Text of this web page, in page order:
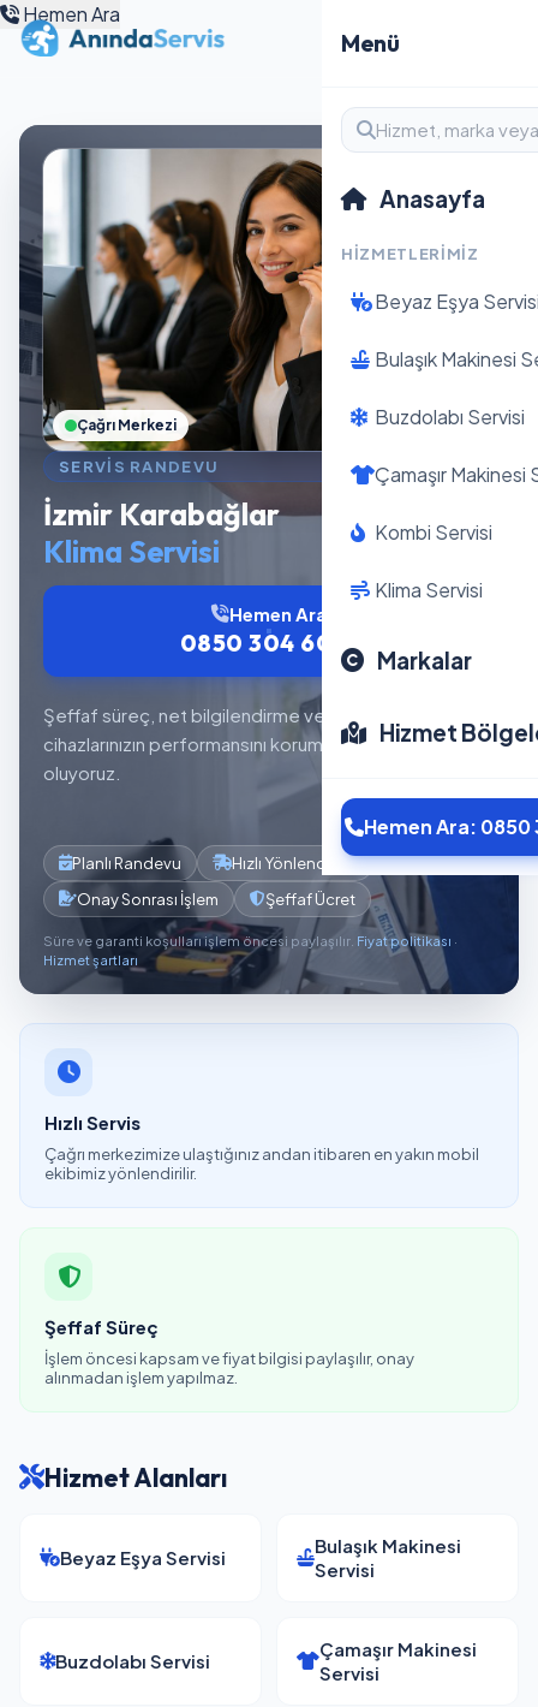
Menü
Anasayfa
HIZMETLERIMIZ
Beyaz Eşya
Bulaşık Makinesi
Buzdolabı Servisi
Çamaşır Makinesi
Kombi Servisi
Klima Servisi
Markalar
Hizmet
Hemen Ara: 0850
Hemen Ara
SERVIS RANDEVU
İzmir Karabağlar
Klima Servisi
Şeffaf süreç, net bilgilendirme ve planlı servis akışıyla
cihazlarınızın performansını korumaya yardımcı
oluyoruz.
Hemen Ara
0850 304 6012
Planlı Randevu
Hızlı Yönlendirme
Onay Sonrası İşlem
Şeffaf Ücret
Süre ve garanti koşulları işlem öncesi paylaşılır. Fiyat politikası ·
Hizmet şartları
Çağrı Merkezi
Hızlı Servis
Çağrı merkezimize ulaştığınız andan itibaren en yakın mobil
ekibimiz yönlendirilir.
Şeffaf Süreç
İşlem öncesi kapsam ve fiyat bilgisi paylaşılır, onay
alınmadan işlem yapılmaz.
Hizmet Alanları
Beyaz Eşya Servisi
Bulaşık Makinesi
Servisi
Buzdolabı Servisi
Çamaşır Makinesi
Servisi